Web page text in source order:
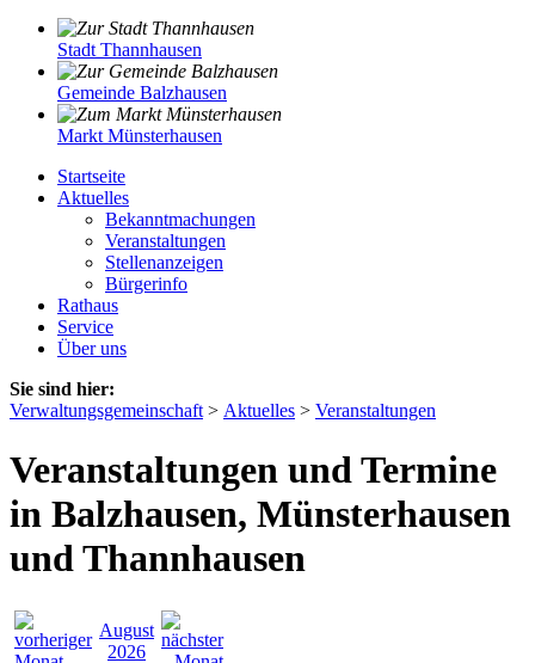
Stadt Thannhausen
Gemeinde Balzhausen
Markt Münsterhausen
Startseite
Aktuelles
Bekanntmachungen
Veranstaltungen
Stellenanzeigen
Bürgerinfo
Rathaus
Service
Über uns
Sie sind hier:
Verwaltungsgemeinschaft > Aktuelles > Veranstaltungen
Veranstaltungen und Termine
in Balzhausen, Münsterhausen
und Thannhausen
August
2026